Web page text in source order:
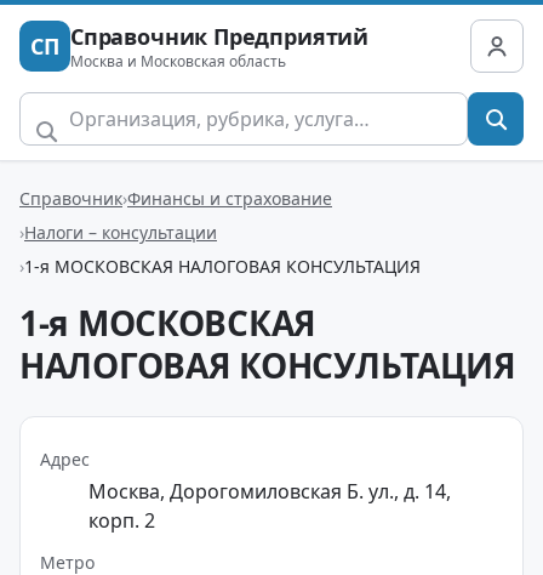
СП Справочник Предприятий
Москва и Московская область
Справочник Финансы и страхование
Налоги – консультации
1-я МОСКОВСКАЯ НАЛОГОВАЯ КОНСУЛЬТАЦИЯ
1-я МОСКОВСКАЯ
НАЛОГОВАЯ КОНСУЛЬТАЦИЯ
Адрес
Москва, Дорогомиловская Б. ул., д. 14,
корп. 2
Метро